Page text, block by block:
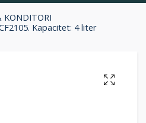
KONDITORI
Kapacitet: 4 liter